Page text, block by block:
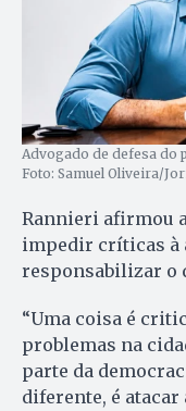
Advogado de defesa do
Foto: Samuel Oliveira/
Rannieri afirmou
impedir críticas à
responsabilizar o
“Uma coisa é
problemas na
parte da
diferente, é atacar